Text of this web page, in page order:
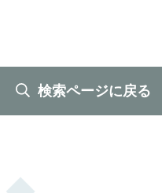
検索ページに戻る